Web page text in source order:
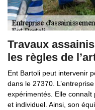
Travaux
les règles de
Ent Bartoli peut intervenir
dans le 27370.
expérimentés. Elle connaît
et individuel. Ainsi, son